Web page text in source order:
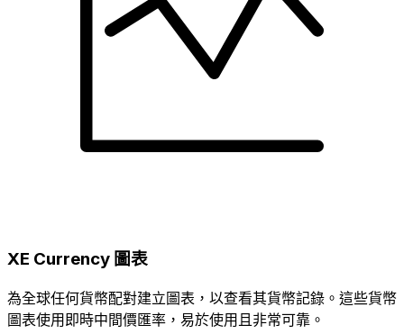
XE Currency 圖表
為全球任何貨幣配對建立圖表，以查看其貨幣記錄。這些貨幣
圖表使用即時中間價匯率，易於使用且非常可靠。